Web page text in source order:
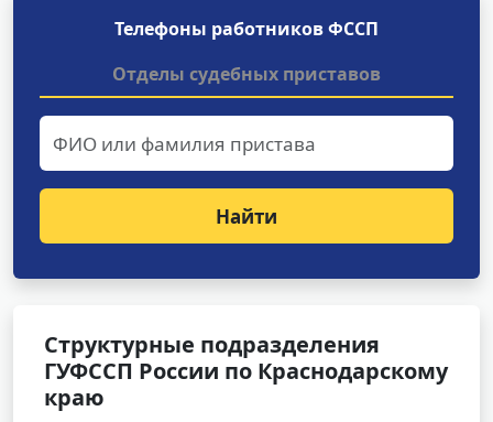
Телефоны работников ФССП
Отделы судебных приставов
Найти
Структурные подразделения
ГУФССП России по Краснодарскому
краю